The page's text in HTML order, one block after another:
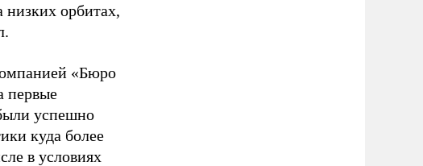
низких орбитах,
«Бюро
первые
успешно
куда более
в условиях